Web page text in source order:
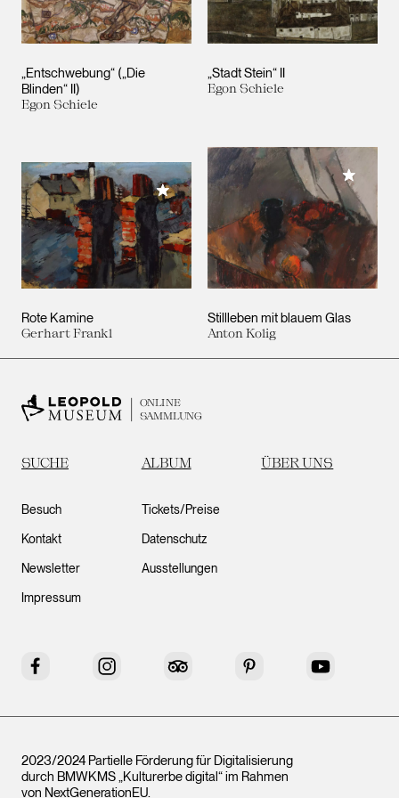
„Entschwebung“ („Die
Blinden“ II)
Egon Schiele
„Stadt Stein“ II
Egon Schiele
Rote Kamine
Gerhart Frankl
Meiner Sammlung hinzufügen
Stillleben mit blauem Glas
Anton Kolig
Meiner
ONLINE
SAMMLUNG
SUCHE ALBUM ÜBER UNS
Besuch
Kontakt
Newsletter
Impressum
Tickets/Preise
Datenschutz
Ausstellungen
Facebook Instagram Tripadvisor Pinterest YouTube
2023/2024 Partielle Förderung für Digitalisierung
durch BMWKMS „Kulturerbe digital“ im Rahmen
von NextGenerationEU.